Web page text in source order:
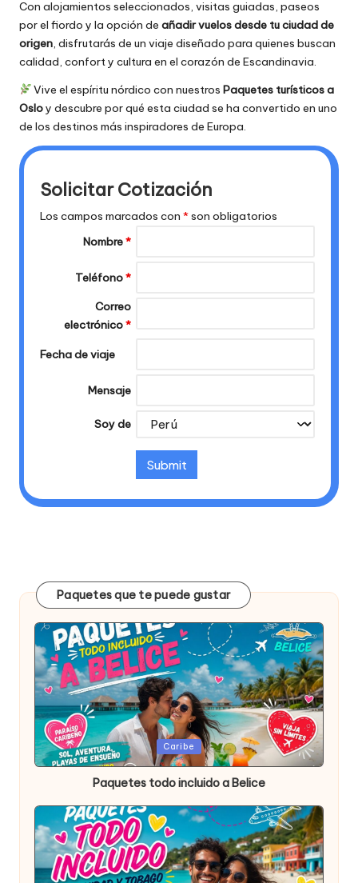
Con alojamientos seleccionados, visitas guiadas, paseos
por el fiordo y la opción de añadir vuelos desde tu ciudad de
origen, disfrutarás de un viaje diseñado para quienes buscan
calidad, confort y cultura en el corazón de Escandinavia.
Vive el espíritu nórdico con nuestrosPaquetes turísticos a
Osloy descubre por qué esta ciudad se ha convertido en uno
de los destinos más inspiradores de Europa.
Solicitar Cotización
Los campos marcados con *son obligatorios
Nombre*
Teléfono*
Correo
electrónico*
Fecha de viaje
Mensaje
Soy de
Paquetes que te puede gustar
Publicada
en
Caribe
Paquetes todo incluido a Belice